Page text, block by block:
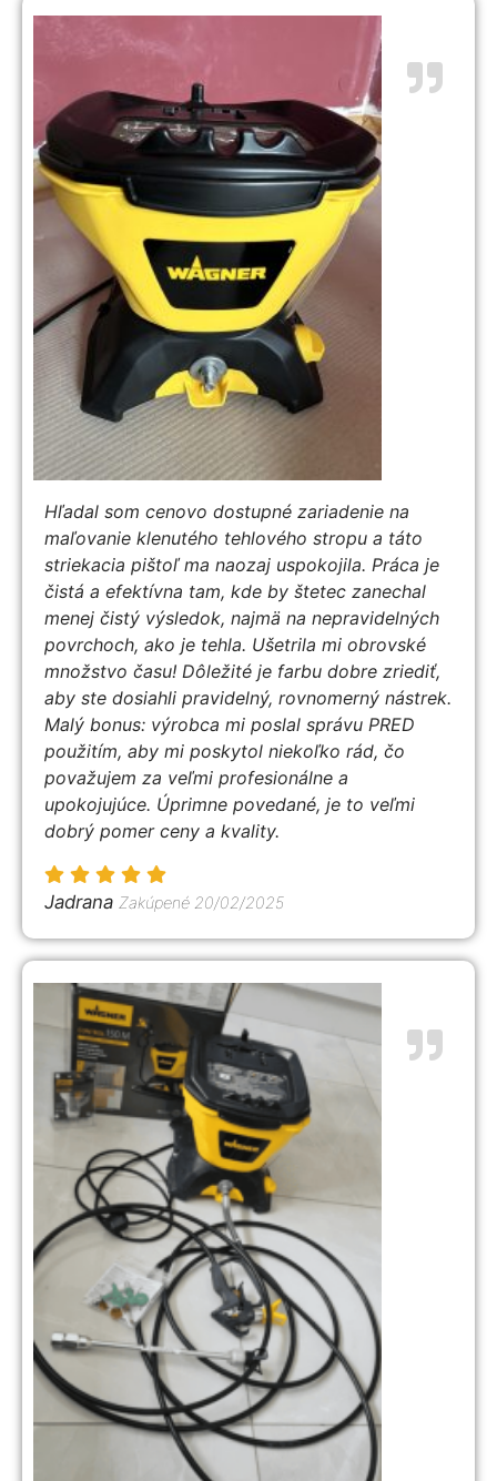
Hľadal som cenovo dostupné zariadenie na
maľovanie klenutého tehlového stropu a táto
striekacia pištoľ ma naozaj uspokojila. Práca je
čistá a efektívna tam, kde by štetec zanechal
menej čistý výsledok, najmä na nepravidelných
povrchoch, ako je tehla. Ušetrila mi obrovské
množstvo času! Dôležité je farbu dobre zriediť,
aby ste dosiahli pravidelný, rovnomerný nástrek.
Malý bonus: výrobca mi poslal správu PRED
použitím, aby mi poskytol niekoľko rád, čo
považujem za veľmi profesionálne a
upokojujúce. Úprimne povedané, je to veľmi
dobrý pomer ceny a kvality.
Jadrana Zakúpené 20/02/2025